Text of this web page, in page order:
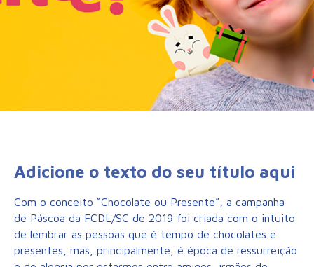
Adicione o texto do seu título aqui
Com o conceito “Chocolate ou Presente”, a campanha
de Páscoa da FCDL/SC de 2019 foi criada com o intuito
de lembrar as pessoas que é tempo de chocolates e
presentes, mas, principalmente, é época de ressurreição